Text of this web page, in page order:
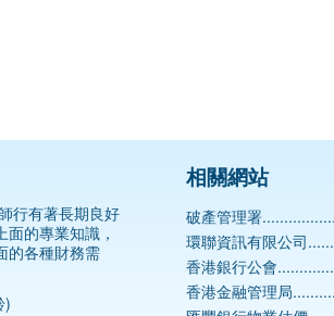
行有著長期良好
的專業知識，
的各種財務需
)
相關網站
破產管理署
環聯資訊有限公司
香港銀行公會
香港金融管理局